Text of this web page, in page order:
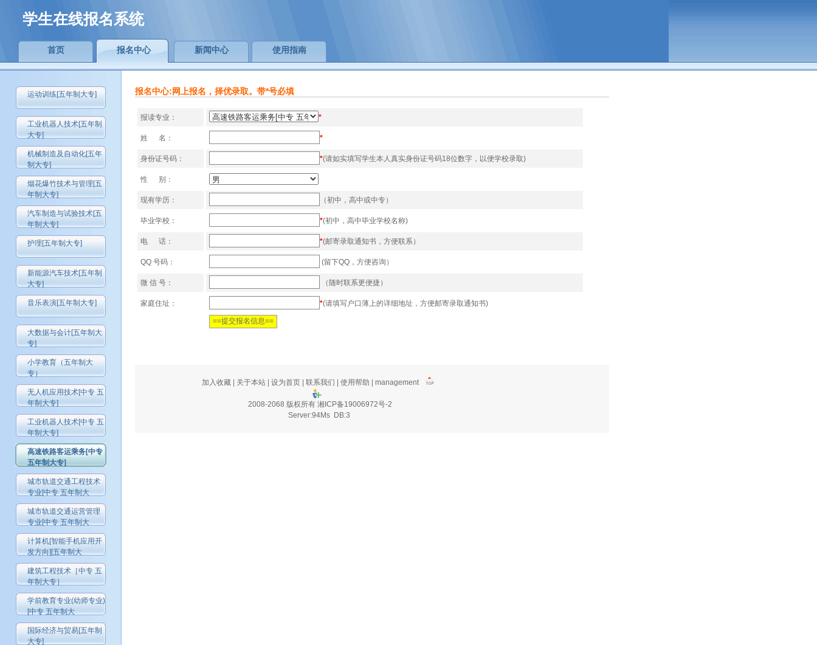
学生在线报名系统
首页 报名中心 新闻中心 使用指南
运动训练[五年制大专]
工业机器人技术[五年制
大专]
机械制造及自动化[五年
制大专]
烟花爆竹技术与管理[五
年制大专]
汽车制造与试验技术[五
年制大专]
护理[五年制大专]
新能源汽车技术[五年制
大专]
音乐表演[五年制大专]
大数据与会计[五年制大
专]
小学教育（五年制大
专）
无人机应用技术[中专 五
年制大专]
工业机器人技术[中专 五
年制大专]
高速铁路客运乘务[中专
五年制大专]
城市轨道交通工程技术
专业[中专 五年制大
城市轨道交通运营管理
专业[中专 五年制大
计算机[智能手机应用开
发方向][五年制大
建筑工程技术［中专 五
年制大专］
学前教育专业(幼师专业)
[中专 五年制大
国际经济与贸易[五年制
大专]
报名中心:网上报名，择优录取。带*号必填
报读专业： *
姓 名： *
身份证号码： *(请如实填写学生本人真实身份证号码18位数字，以便学校录取)
性 别：
现有学历： （初中，高中或中专）
毕业学校： *(初中，高中毕业学校名称)
电 话： *(邮寄录取通知书，方便联系）
QQ 号码： (留下QQ，方便咨询）
微 信 号： （随时联系更便捷）
家庭住址： *(请填写户口薄上的详细地址，方便邮寄录取通知书)
加入收藏| 关于本站| 设为首页| 联系我们 使用帮助 management
2008-2068 版权所有 湘ICP备19006972号-2
Server:94Ms DB:3